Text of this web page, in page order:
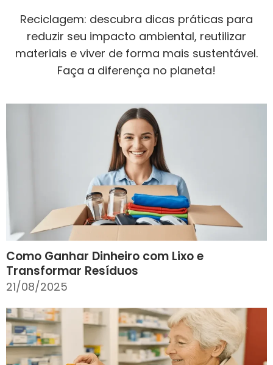
Reciclagem: descubra dicas práticas para
reduzir seu impacto ambiental, reutilizar
materiais e viver de forma mais sustentável.
Faça a diferença no planeta!
Como Ganhar Dinheiro com Lixo e
Transformar Resíduos
21/08/2025